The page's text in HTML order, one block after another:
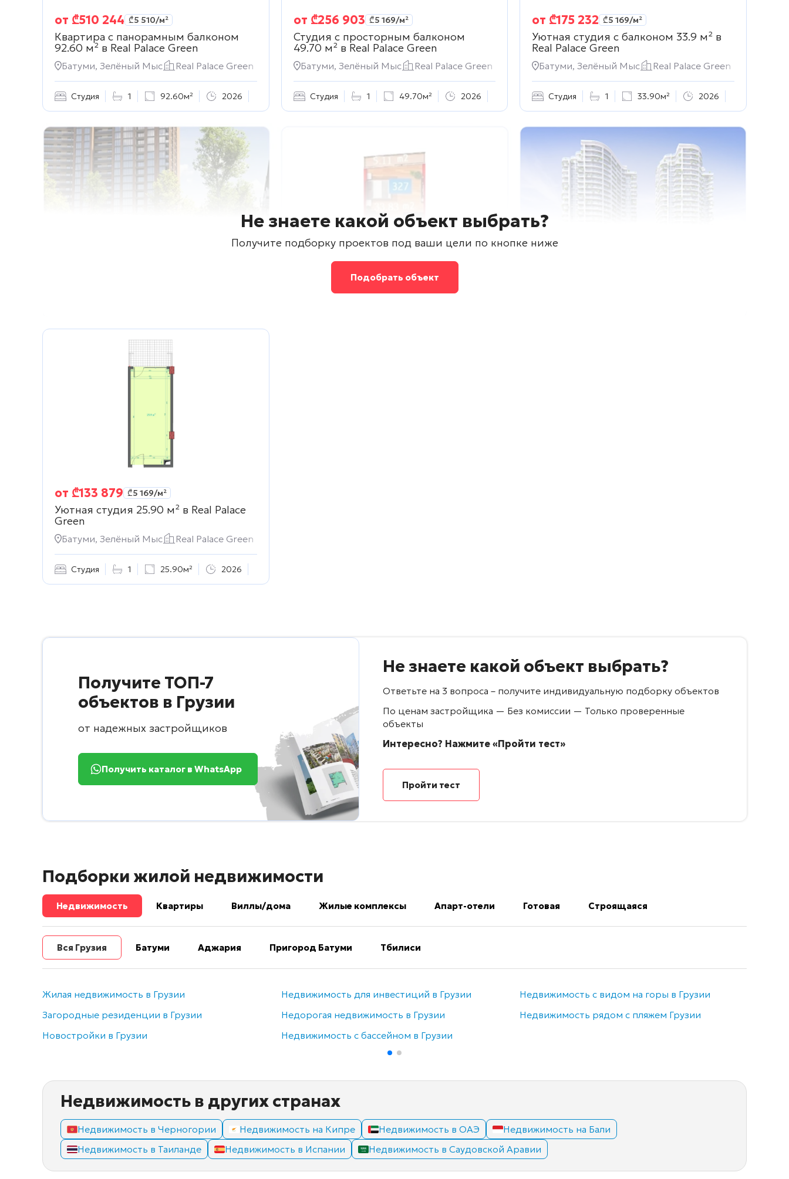
от ₾510 244 ₾5 510/м²
Квартира с панорамным балконом
92.60 м² в Real Palace Green
Батуми, Зелёный Мыс Real Palace Green
Студия 1 92.60м² 2026
от ₾256 903 ₾5 169/м²
Студия с просторным балконом
49.70 м² в Real Palace Green
Батуми, Зелёный Мыс Real Palace Green
Студия 1 49.70м² 2026
от ₾175 232 ₾5 169/м²
Уютная студия с балконом 33.9 м² в
Real Palace Green
Батуми, Зелёный Мыс Real Palace Green
Студия 1 33.90м² 2026
Не знаете какой объект выбрать?
Получите подборку проектов под ваши цели по кнопке ниже
Подобрать объект
от ₾133 879 ₾5 169/м²
Уютная студия 25.90 м² в Real Palace
Green
Батуми, Зелёный Мыс Real Palace Green
Студия 1 25.90м² 2026
Получите ТОП-7
объектов в Грузии
от надежных застройщиков
Получить каталог в WhatsApp
Не знаете какой объект выбрать?
Ответьте на 3 вопроса – получите индивидуальную подборку объектов
По ценам застройщика — Без комиссии — Только проверенные
объекты
Интересно? Нажмите «Пройти тест»
Пройти тест
Подборки жилой недвижимости
Недвижимость Квартиры Виллы/дома Жилые комплексы Апарт-отели Готовая Строящаяся
Вся Грузия Батуми Аджария Пригород Батуми Тбилиси
Жилая недвижимость в Грузии
Загородные резиденции в Грузии
Новостройки в Грузии
Недвижимость для инвестиций в Грузии
Недорогая недвижимость в Грузии
Недвижимость с бассейном в Грузии
Недвижимость с видом на горы в Грузии
Недвижимость рядом с пляжем Грузии
Недвижимость в других странах
Недвижимость в Черногории Недвижимость на Кипре Недвижимость в ОАЭ
Недвижимость на Бали
Недвижимость в Таиланде
Недвижимость в Испании Недвижимость в Саудовской Аравии